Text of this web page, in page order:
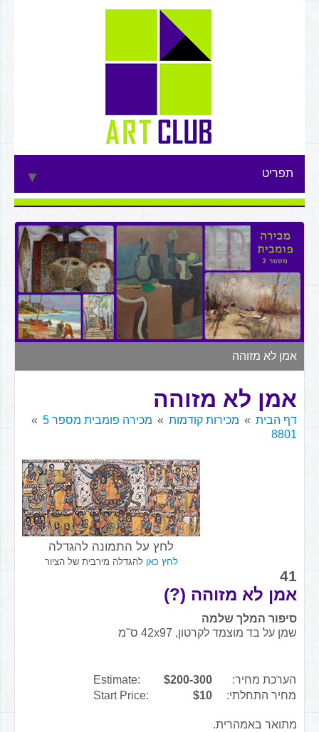
תפריט ▼
▼
▼
▼
▼
אמן לא מזוהה
אמן לא מזוהה
דף הבית מכירות קודמות
מכירה פומבית מספר 5
8801
לחץ על התמונה להגדלה
לחץ כאן להגדלה מירבית של הציור
41
אמן לא מזוהה (?)
סיפור המלך שלמה
שמן על בד מוצמד לקרטון, 42x97 ס"מ
הערכת מחיר: $200-300
Estimate:
מחיר התחלתי:
$10
Start Price:
מתואר באמהרית.